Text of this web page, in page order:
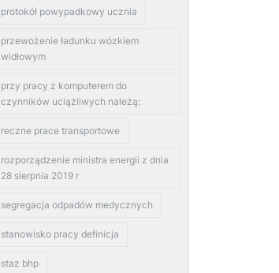
protokół powypadkowy ucznia
przewożenie ładunku wózkiem
widłowym
przy pracy z komputerem do
czynników uciążliwych należą:
reczne prace transportowe
rozporządzenie ministra energii z dnia
28 sierpnia 2019 r
segregacja odpadów medycznych
stanowisko pracy definicja
staz bhp